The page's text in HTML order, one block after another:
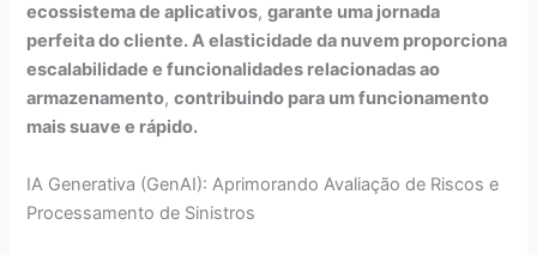
ecossistema de aplicativos,garante uma jornada
perfeita do cliente. A elasticidade da nuvem proporciona
escalabilidade e funcionalidades relacionadas ao
armazenamento,contribuindo para um funcionamento
mais suave e rápido.
IA Generativa (GenAI): Aprimorando Avaliação de Riscos e
Processamento de Sinistros